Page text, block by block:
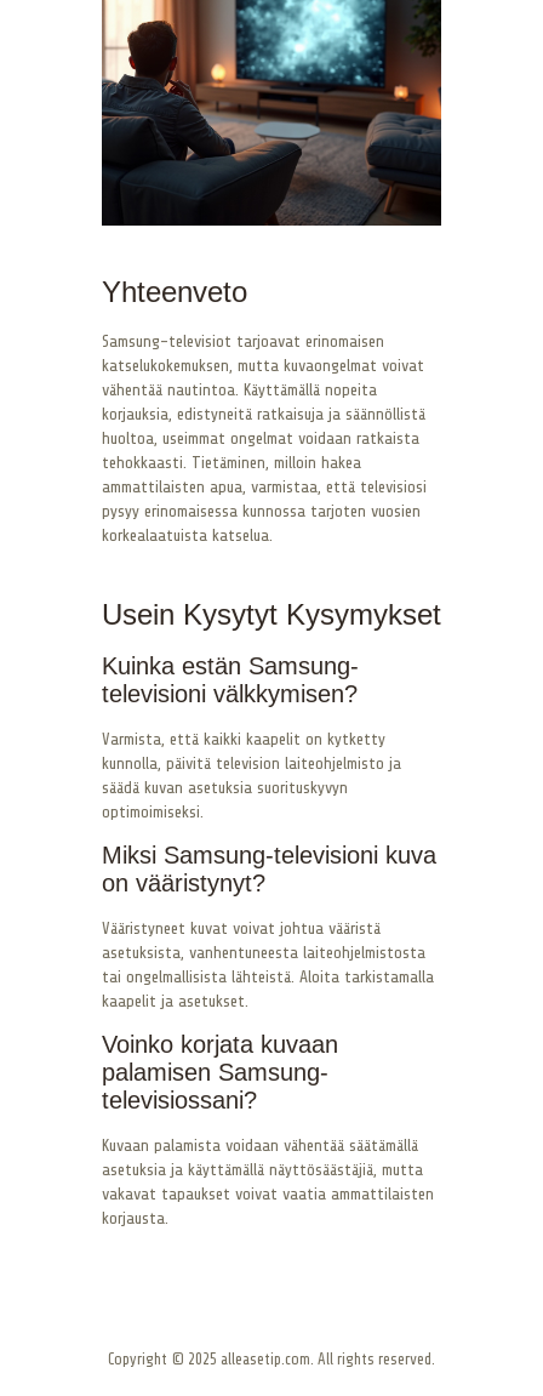
Yhteenveto
Samsung-televisiot tarjoavat erinomaisen
katselukokemuksen, mutta kuvaongelmat voivat
vähentää nautintoa. Käyttämällä nopeita
korjauksia, edistyneitä ratkaisuja ja säännöllistä
huoltoa, useimmat ongelmat voidaan ratkaista
tehokkaasti. Tietäminen, milloin hakea
ammattilaisten apua, varmistaa, että televisiosi
pysyy erinomaisessa kunnossa tarjoten vuosien
korkealaatuista katselua.
Usein Kysytyt Kysymykset
Kuinka estän Samsung-
televisioni välkkymisen?
Varmista, että kaikki kaapelit on kytketty
kunnolla, päivitä television laiteohjelmisto ja
säädä kuvan asetuksia suorituskyvyn
optimoimiseksi.
Miksi Samsung-televisioni kuva
on vääristynyt?
Vääristyneet kuvat voivat johtua vääristä
asetuksista, vanhentuneesta laiteohjelmistosta
tai ongelmallisista lähteistä. Aloita tarkistamalla
kaapelit ja asetukset.
Voinko korjata kuvaan
palamisen Samsung-
televisiossani?
Kuvaan palamista voidaan vähentää säätämällä
asetuksia ja käyttämällä näyttösäästäjiä, mutta
vakavat tapaukset voivat vaatia ammattilaisten
korjausta.
Copyright © 2025 alleasetip.com. All rights reserved.